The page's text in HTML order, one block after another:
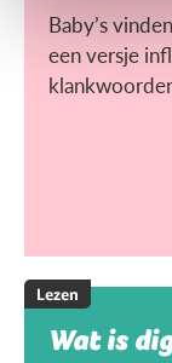
Baby’s
een versje
Lezen
Wat is